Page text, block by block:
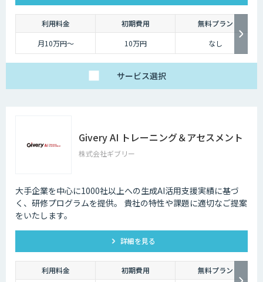
利用料金 初期費用
無料プラン
月10万円〜
10万円 なし
サービス選択
Givery AI トレーニング＆アセスメント
株式会社ギブリー
大手企業を中心に1000社以上への生成AI活用支援実績に基づ
く、研修プログラムを提供。 貴社の特性や課題に適切なご提案
をいたします。
詳細を見る
利用料金 初期費用
無料プラン